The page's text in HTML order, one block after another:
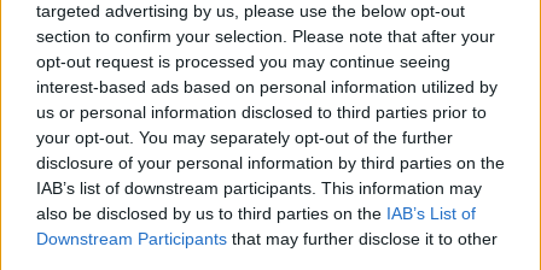
targeted advertising by us, please use the below opt-out
section to confirm your selection. Please note that after your
opt-out request is processed you may continue seeing
interest-based ads based on personal information utilized by
us or personal information disclosed to third parties prior to
your opt-out. You may separately opt-out of the further
disclosure of your personal information by third parties on the
IAB’s list of downstream participants. This information may
also be disclosed by us to third parties on the IAB’s List of
Downstream Participants that may further disclose it to other
Protestas de camioneros antivacunas
cortan el tráfico entre Canadá y
EE.UU.